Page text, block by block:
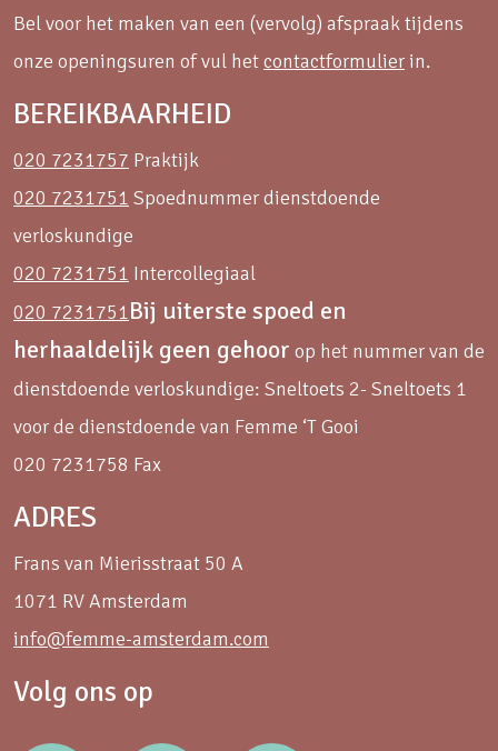
Bel voor het maken van een (vervolg) afspraak tijdens
onze openingsuren of vul hetcontactformulier in.
BEREIKBAARHEID
020 7231757 Praktijk
020 7231751 Spoednummer dienstdoende
verloskundige
020 7231751 Intercollegiaal
020 7231751Bij uiterste spoed en
herhaaldelijk geen gehoor op het nummer van de
dienstdoende verloskundige: Sneltoets 2- Sneltoets 1
voor de dienstdoende van Femme ‘T Gooi
020 7231758 Fax
ADRES
Frans van Mierisstraat 50 A
1071 RV Amsterdam
info@femme-amsterdam.com
Volg ons op